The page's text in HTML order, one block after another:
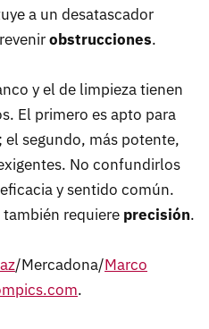
a un desatascador
obstrucciones.
y el de limpieza tienen
El primero es apto para
el segundo, más potente,
No confundirlos
y sentido común.
requiere precisión.
/Mercadona/Marco
.